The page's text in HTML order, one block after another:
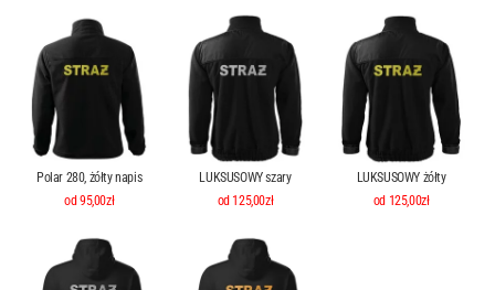
Polar 280, żółty napis
od 95,00zł
LUKSUSOWY szary
od 125,00zł
LUKSUSOWY żółty
od 125,00zł